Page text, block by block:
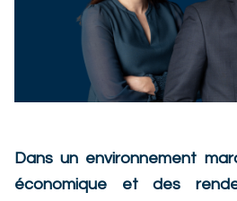
Dans un environnement
économique et des